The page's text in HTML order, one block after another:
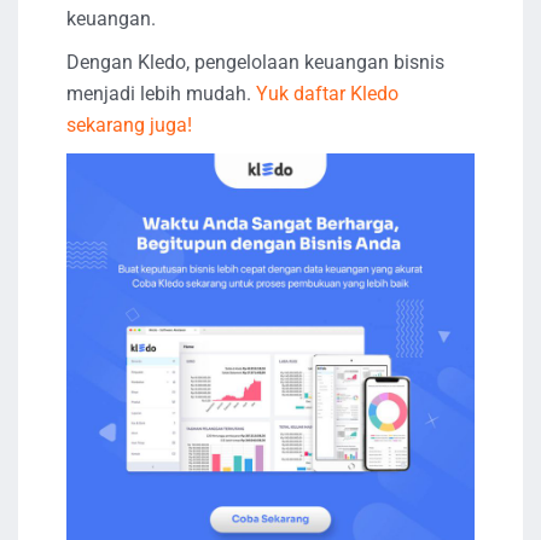
keuangan.
Dengan Kledo, pengelolaan keuangan bisnis
menjadi lebih mudah. Yuk daftar Kledo
sekarang juga!